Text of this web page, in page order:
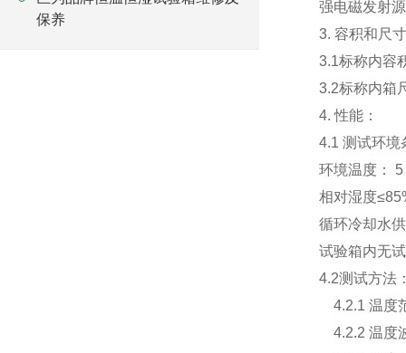
保养
强电磁发射
3. 容积和尺
3.1标称内容
3.2标称内箱
4. 性能：
4.1 测试环境
环境温度：
相对湿度
循环冷却水
试验箱内无
4.2测试方法
4.2.1 温度
4.2.2 温度